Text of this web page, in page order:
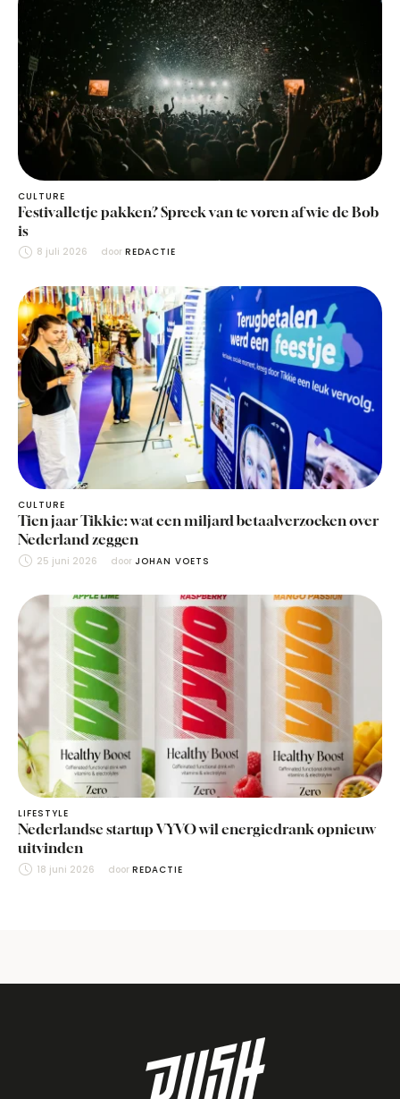
CULTURE
Festivalletje pakken? Spreek van te voren af wie de Bob
is
8 juli 2026 door REDACTIE
CULTURE
Tien jaar Tikkie: wat een miljard betaalverzoeken over
Nederland zeggen
25 juni 2026 door JOHAN VOETS
LIFESTYLE
Nederlandse startup VYVO wil energiedrank opnieuw
uitvinden
18 juni 2026 door REDACTIE